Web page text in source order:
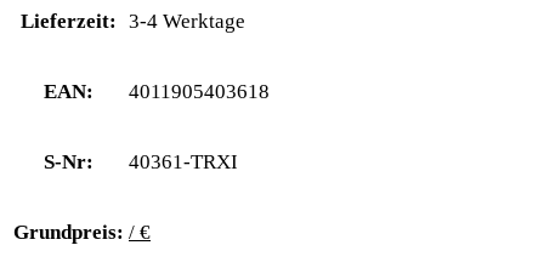
Lieferzeit: 3-4 Werktage
EAN: 4011905403618
S-Nr: 40361-TRXI
Grundpreis: / €